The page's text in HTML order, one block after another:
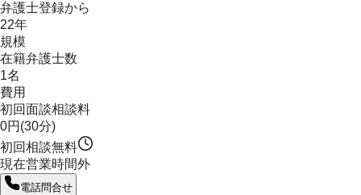
弁護士登録から
22年
規模
在籍弁護士数
1名
費用
初回面談相談料
0円(30分)
初回相談無料
現在営業時間外
電話問合せ